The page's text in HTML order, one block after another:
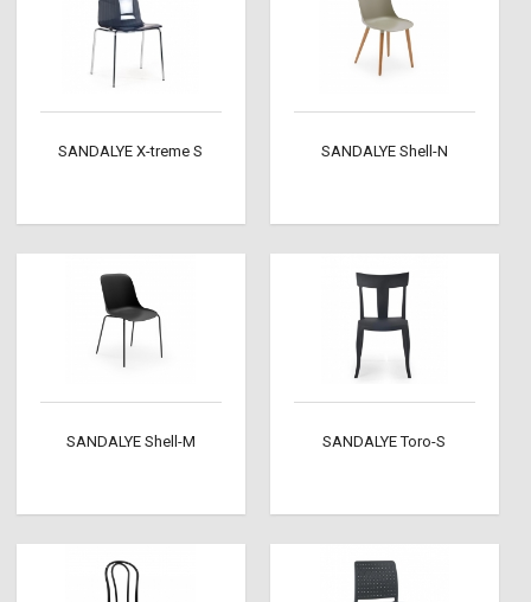
SANDALYE X-treme S SANDALYE Shell-N
SANDALYE Shell-M SANDALYE Toro-S